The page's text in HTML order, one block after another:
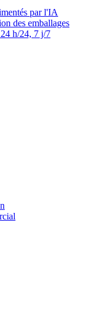
par l'IA
des emballages
h/24, 7 j/7